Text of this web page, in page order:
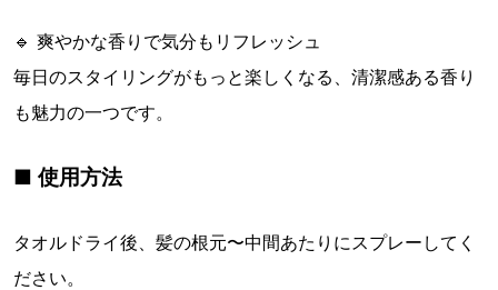
🔹 爽やかな香りで気分もリフレッシュ
毎日のスタイリングがもっと楽しくなる、清潔感ある香り
も魅力の一つです。
■ 使用方法
タオルドライ後、髪の根元〜中間あたりにスプレーしてく
ださい。